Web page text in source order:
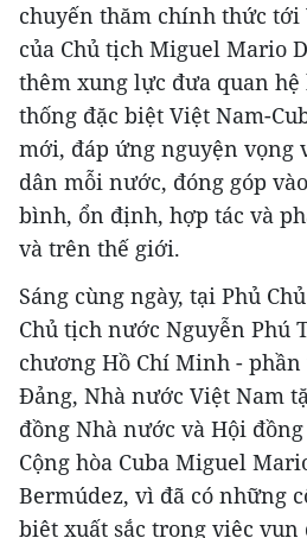
chuyến thăm chính thức
của Chủ tịch Miguel Mario
thêm xung lực đưa quan
thống đặc biệt Việt Nam-
mới, đáp ứng nguyện vọng
dân mỗi nước, đóng góp
bình, ổn định, hợp tác và
và trên thế giới.
Sáng cùng ngày, tại Phủ
Chủ tịch nước Nguyễn Phú
chương Hồ Chí Minh -
Đảng, Nhà nước Việt Nam
đồng Nhà nước và Hội
Cộng hòa Cuba Miguel
Bermúdez, vì đã có những
biệt xuất sắc trong việc